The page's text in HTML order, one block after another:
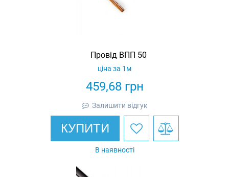
Провід ВПП 50
459,68грн
ціна за 1м
Залишити відгук
КУПИТИ
В наявності